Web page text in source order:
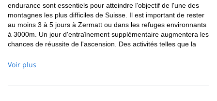
10 heures d'ascension, nous atteindrons de nouveau
Hörnlihut.
endurance sont essentiels pour atteindre l'objectif de l'une des
montagnes les plus difficiles de Suisse. Il est important de rester
au moins 3 à 5 jours à Zermatt ou dans les refuges environnants
à 3000m. Un jour d'entraînement supplémentaire augmentera les
chances de réussite de l'ascension. Des activités telles que la
préparation.
Voir plus